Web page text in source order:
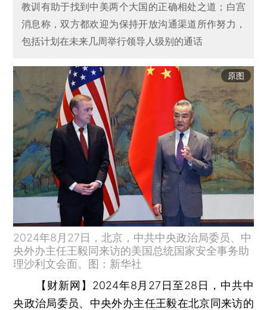
教训有助于找到中美两个大国的正确相处之道；白宫
消息称，双方都欢迎为保持开放沟通渠道所作努力，
包括计划在未来几周举行领导人级别的通话
原图
2024年8月27日，北京，中共中央政治局委员、中
央外办主任王毅同来访的美国总统国家安全事务助
理沙利文会面。图：新华社
【财新网】 2024年8月27日至28日，中共中
央政治局委员、中央外办主任王毅在北京同来访的